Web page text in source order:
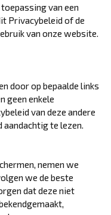
van een
Privacybeleid of de
van onze website.
door op bepaalde links
geen enkele
van deze andere
aandachtig te lezen.
nemen we
we de beste
dat deze niet